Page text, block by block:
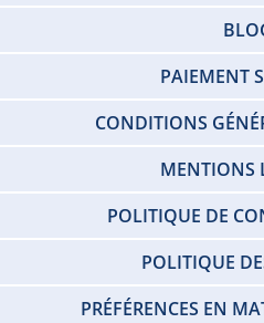
PAIEMENT
CONDITIONS
MENTIONS
POLITIQUE DE
POLITIQUE
PRÉFÉRENCES EN